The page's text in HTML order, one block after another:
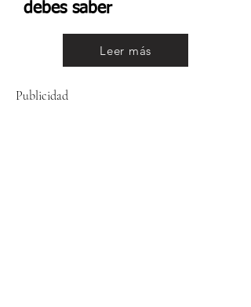
debes saber
Leer más
Publicidad